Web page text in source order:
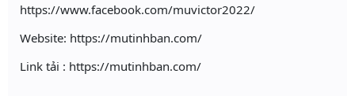
https://www.facebook.com/muvictor2022/
Website: https://mutinhban.com/
Link tải : https://mutinhban.com/